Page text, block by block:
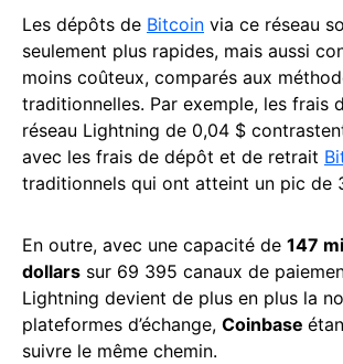
Les dépôts de Bitcoin via ce réseau
seulement plus rapides, mais aussi
moins coûteux, comparés aux
traditionnelles. Par exemple, les frais
réseau Lightning de 0,04 $
avec les frais de dépôt et de retrait
traditionnels qui ont atteint un pic de
En outre, avec une capacité de 147
dollars sur 69 395 canaux de
Lightning devient de plus en plus la
plateformes d’échange, Coinbase
suivre le même chemin.